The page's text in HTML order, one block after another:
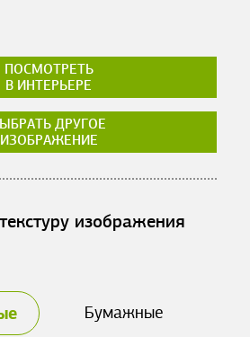
ПОСМОТРЕТЬ
В ИНТЕРЬЕРЕ
ДРУГОЕ
ИЗОБРАЖЕНИЕ
изображения
Бумажные